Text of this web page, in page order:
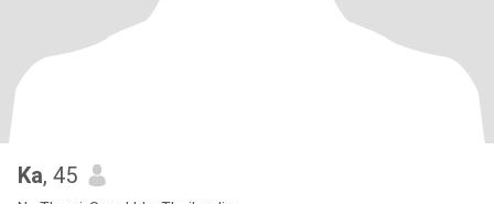
Ka, 45